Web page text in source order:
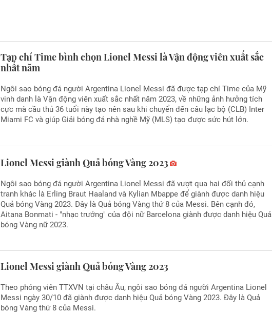
Tạp chí Time bình chọn Lionel Messi là Vận động viên xuất sắc
nhất năm
Ngôi sao bóng đá người Argentina Lionel Messi đã được tạp chí Time của Mỹ
vinh danh là Vận động viên xuất sắc nhất năm 2023, về những ảnh hưởng tích
cực mà cầu thủ 36 tuổi này tạo nên sau khi chuyển đến câu lạc bộ (CLB) Inter
Miami FC và giúp Giải bóng đá nhà nghề Mỹ (MLS) tạo được sức hút lớn.
Lionel Messi giành Quả bóng Vàng 2023
Ngôi sao bóng đá người Argentina Lionel Messi đã vượt qua hai đối thủ cạnh
tranh khác là Erling Braut Haaland và Kylian Mbappe để giành được danh hiệu
Quả bóng Vàng 2023. Đây là Quả bóng Vàng thứ 8 của Messi. Bên cạnh đó,
Aitana Bonmati - "nhạc trưởng" của đội nữ Barcelona giành được danh hiệu Quả
bóng Vàng nữ 2023.
Lionel Messi giành Quả bóng Vàng 2023
Theo phóng viên TTXVN tại châu Âu, ngôi sao bóng đá người Argentina Lionel
Messi ngày 30/10 đã giành được danh hiệu Quả bóng Vàng 2023. Đây là Quả
bóng Vàng thứ 8 của Messi.